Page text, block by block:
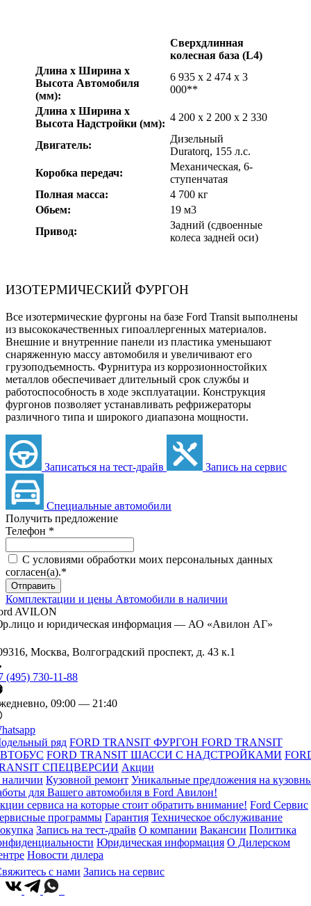
Сверхдлинная
колесная база (L4)
Длина х Ширина х
Высота Автомобиля
(мм):
6 935 x 2 474 x 3
000**
Длина х Ширина х
Высота Надстройки (мм):
4 200 х 2 200 х 2 330
Двигатель:
Дизельный
Duratorq, 155 л.с.
Коробка передач:
Механическая, 6-
ступенчатая
Полная масса:
4 700 кг
Обьем:
19 м3
Привод:
Задний (сдвоенные
колеса задней оси)
ИЗОТЕРМИЧЕСКИЙ ФУРГОН
Все изотермические фургоны на базе Ford Transit выполнены
из высококачественных гипоаллергенных материалов.
Внешние и внутренние панели из пластика уменьшают
снаряженную массу автомобиля и увеличивают его
грузоподъемность. Фурнитура из коррозионностойких
металлов обеспечивает длительный срок службы и
работоспособность в ходе эксплуатации. Конструкция
фургонов позволяет устанавливать рефрижераторы
различного типа и широкого диапазона мощности.
Записаться на тест-драйв Запись на сервис
Специальные автомобили
Получить предложение
Телефон *
C условиями обработки моих персональных данных
согласен(а).*
Комплектации и цены Автомобили в наличии
AVILON
и юридическая информация — АО «Авилон АГ»
Москва, Волгоградский проспект, д. 43 к.1
(495) 730-11-88
09:00 — 21:40
ряд FORD TRANSIT ФУРГОН FORD TRANSIT
FORD TRANSIT ШАССИ С НАДСТРОЙКАМИ
СПЕЦВЕРСИИ Акции
Кузовной ремонт Уникальные предложения на
для Вашего автомобиля в Ford Авилон!
сервиса на которые стоит обратить внимание! Ford Сервис
программы Гарантия Техническое обслуживание
Запись на тест-драйв О компании Вакансии Политика
Юридическая информация О Дилерском
Новости дилера
с нами Запись на сервис